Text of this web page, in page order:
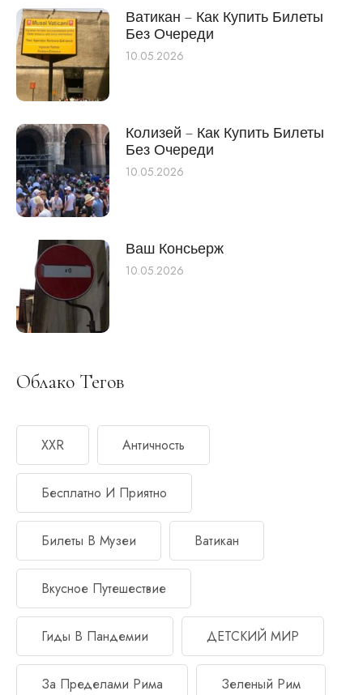
Ватикан – Как Купить Билеты
Без Очереди
10.05.2026
Колизей – Как Купить Билеты
Без Очереди
10.05.2026
Ваш Консьерж
10.05.2026
Облако Тегов
XXR Античность
Бесплатно И Приятно
Билеты В Музеи Ватикан
Вкусное Путешествие
Гиды В Пандемии ДЕТСКИЙ МИР
За Пределами Рима Зеленый Рим